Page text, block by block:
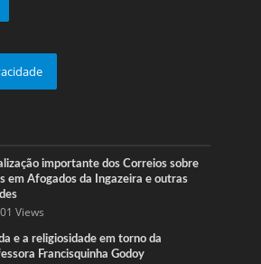
importante dos Correios sobre
em Afogados da Ingazeira e outras
Views
e a religiosidade em torno da
Francisquinha Godoy